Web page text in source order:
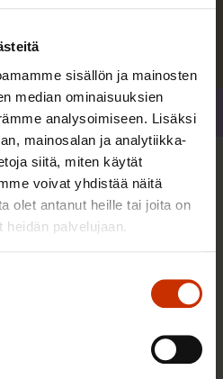
sisällön ja mainosten
median ominaisuuksien
analysoimiseen. Lisäksi
mainosalan ja analytiikka-
siitä, miten käytät
voivat yhdistää näitä
olet antanut heille tai joita on
palvelujaan.